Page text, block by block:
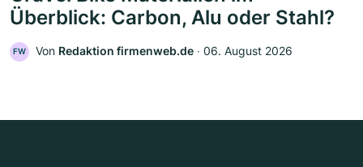
Überblick: Carbon, Alu oder Stahl?
FW Von Redaktion firmenweb.de ‧ 06. August 2026